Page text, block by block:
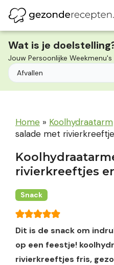
naar
de
inhoud
Wat is je
Jouw Persoonlijke Weekmenu's
Home » Koolhydraatarm
salade met
rivierkreeftjes
Snack
Dit is de snack om
op een feestje!
rivierkreeftjes fris,